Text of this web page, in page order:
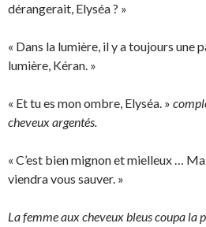
dérangerait, Elyséa ? »
« Dans la lumière, il y a toujours une
lumière, Kéran. »
« Et tu es mon ombre, Elyséa. »
cheveux argentés.
« C’est bien mignon et mielleux …
viendra vous sauver. »
La femme aux cheveux bleus coupa la